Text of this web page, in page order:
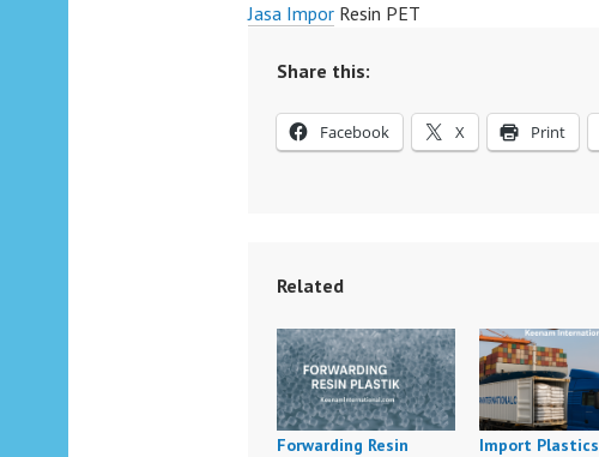
Jasa Impor Resin PET
Share this:
Facebook X Print
Related
Forwarding Resin Import Plastics